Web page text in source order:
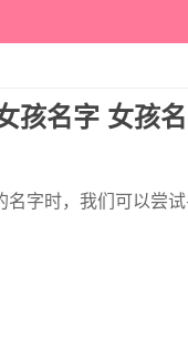
孩名字 女孩
名字时，我们可以尝